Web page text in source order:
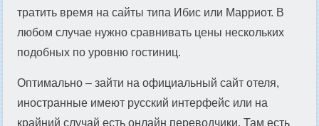
тратить время на сайты типа Ибис или Марриот. В
любом случае нужно сравнивать цены нескольких
подобных по уровню гостиниц.
Оптимально – зайти на официальный сайт отеля,
иностранные имеют русский интерфейс или на
крайний случай есть онлайн переводчики. Там есть